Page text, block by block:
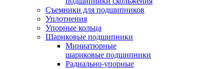
Съемники для подшипников
Уплотнения
Упорные кольца
Шариковые подшипники
Миниатюрные
шариковые подшипники
Радиально-упорные